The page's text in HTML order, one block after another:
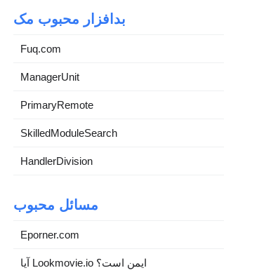
بدافزار محبوب مک
Fuq.com
ManagerUnit
PrimaryRemote
SkilledModuleSearch
HandlerDivision
مسائل محبوب
Eporner.com
آیا Lookmovie.io ایمن است؟